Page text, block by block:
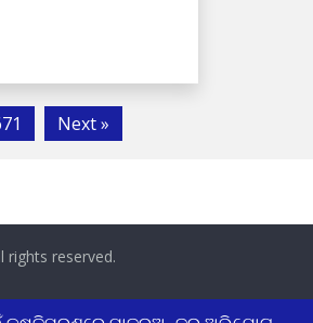
Next »
rights reserved.